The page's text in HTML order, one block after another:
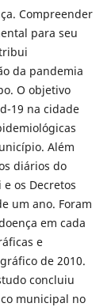
Compreender
para seu
da pandemia
O objetivo
19 na cidade
Além
diários do
os Decretos
um ano. Foram
em cada
e
de 2010.
concluiu
municipal no